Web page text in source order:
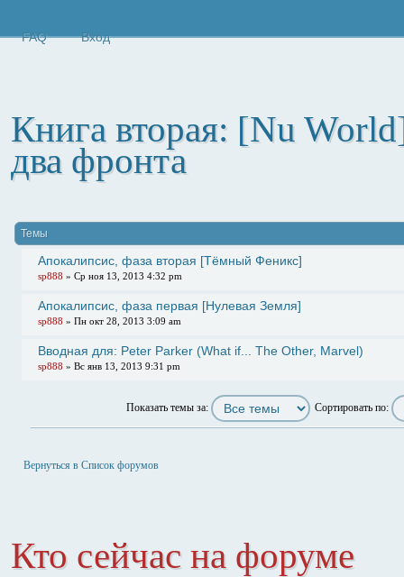
FAQ Вход
Книга вторая: [Nu
два фронта
Темы
Апокалипсис, фаза вторая [Тёмный Феникс]
sp888 » Ср ноя 13, 2013 4:32 pm
Апокалипсис, фаза первая [Нулевая Земля]
sp888 » Пн окт 28, 2013 3:09 am
Вводная для: Peter Parker (What if... The Other, Marvel)
sp888 » Вс янв 13, 2013 9:31 pm
Показать темы за: Сортировать по:
Вернуться в Список форумов
Кто сейчас на форуме